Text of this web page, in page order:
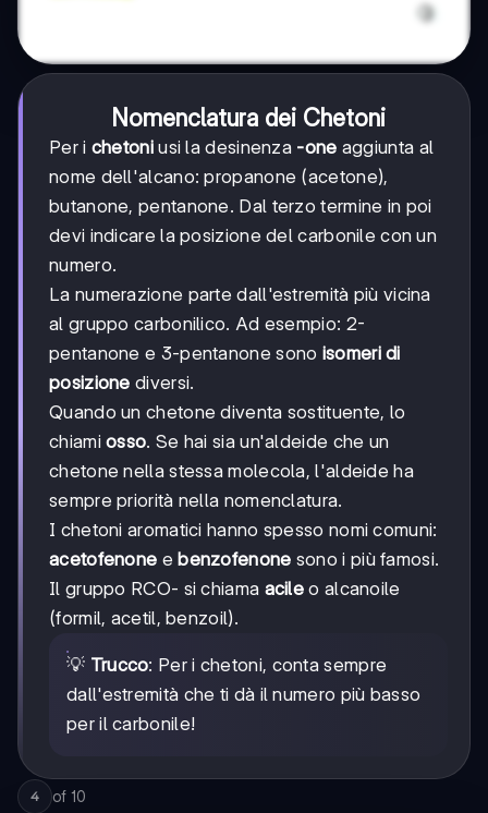
Nomenclatura dei Chetoni
Per i chetoniusi la desinenza -one aggiunta al
nome dell'alcano: propanone (acetone),
butanone, pentanone. Dal terzo termine in poi
devi indicare la posizione del carbonile con un
numero.
La numerazione parte dall'estremità più vicina
al gruppo carbonilico. Ad esempio: 2-
pentanone e 3-pentanone sono isomeri di
posizione diversi.
Quando un chetone diventa sostituente, lo
chiamiosso. Se hai sia un'aldeide che un
chetone nella stessa molecola, l'aldeide ha
sempre priorità nella nomenclatura.
I chetoni aromatici hanno spesso nomi comuni:
acetofenone ebenzofenone sono i più famosi.
Il gruppo RCO- si chiama acile o alcanoile
(formil, acetil, benzoil).
💡 Trucco: Per i chetoni, conta sempre
dall'estremità che ti dà il numero più basso
per il carbonile!
4 of 10